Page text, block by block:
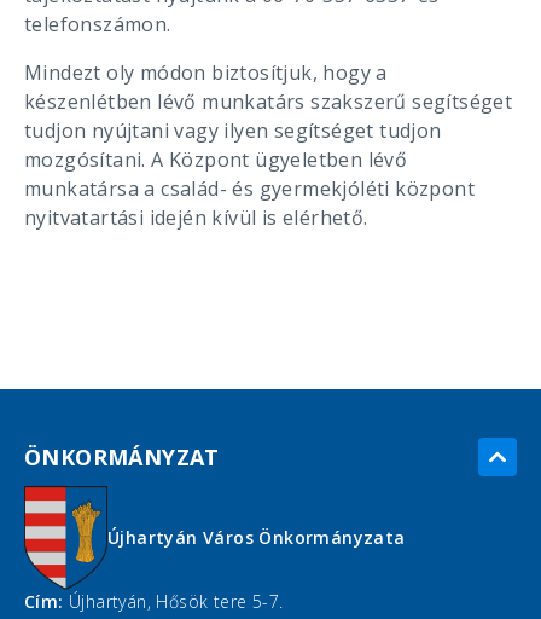
telefonszámon.
Mindezt oly módon biztosítjuk, hogy a
készenlétben lévő munkatárs szakszerű segítséget
tudjon nyújtani vagy ilyen segítséget tudjon
mozgósítani. A Központ ügyeletben lévő
munkatársa a család- és gyermekjóléti központ
nyitvatartási idején kívül is elérhető.
ÖNKORMÁNYZAT
Újhartyán Város Önkormányzata
Cím: Újhartyán, Hősök tere 5-7.